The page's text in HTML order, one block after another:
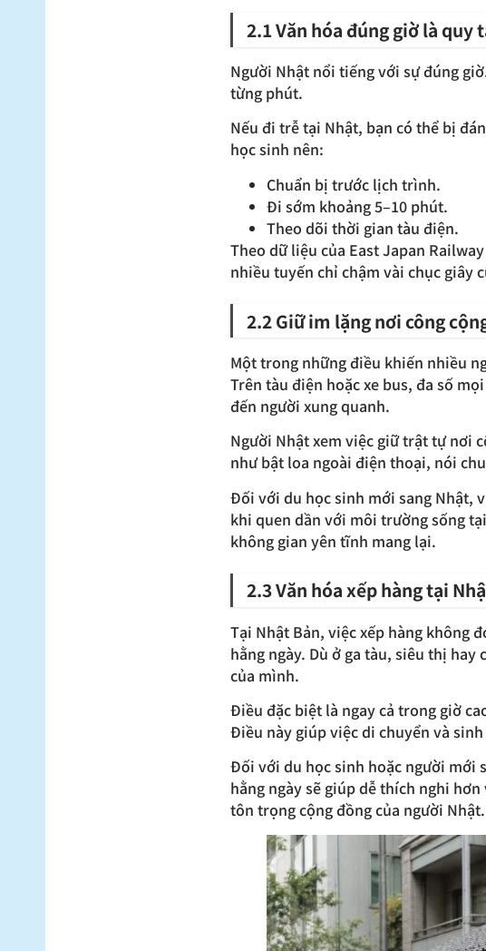
2.1 Văn hóa đúng giờ là quy
Người Nhật nổi tiếng với sự đúng
từng phút.
Nếu đi trễ tại Nhật, bạn có thể bị
học sinh nên:
Chuẩn bị trước lịch trình.
Đi sớm khoảng 5–10 phút.
Theo dõi thời gian tàu điện.
Theo dữ liệu của East Japan
nhiều tuyến chỉ chậm vài chục giây
2.2 Giữ im lặng nơi công
Một trong những điều khiến nhiều
Trên tàu điện hoặc xe bus, đa số
đến người xung quanh.
Người Nhật xem việc giữ trật tự nơi
như bật loa ngoài điện thoại, nói
Đối với du học sinh mới sang Nhật,
khi quen dần với môi trường sống
không gian yên tĩnh mang lại.
2.3 Văn hóa xếp hàng tại
Tại Nhật Bản, việc xếp hàng không
hằng ngày. Dù ở ga tàu, siêu thị
của mình.
Điều đặc biệt là ngay cả trong giờ
Điều này giúp việc di chuyển và
Đối với du học sinh hoặc người mới
hằng ngày sẽ giúp dễ thích nghi
tôn trọng cộng đồng của người Nhật.